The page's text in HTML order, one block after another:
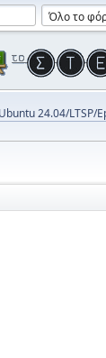
24.04/LTSP/